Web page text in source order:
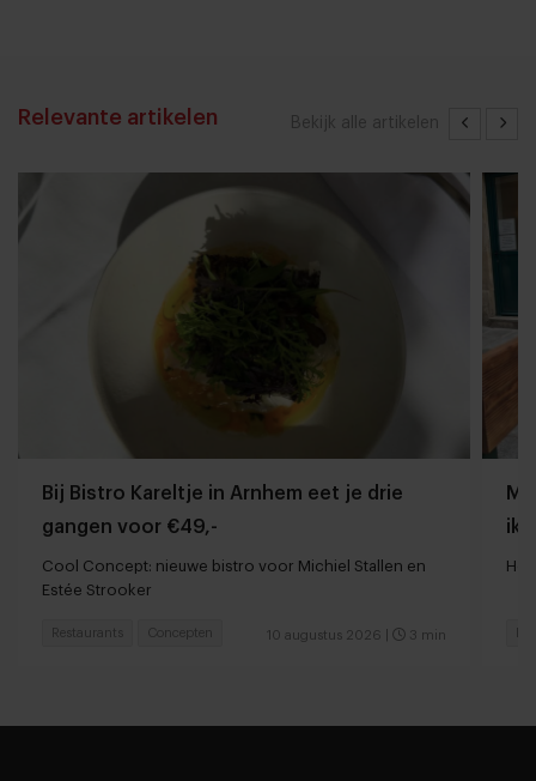
Bekijk alle artikelen
Relevante artikelen
Bij Bistro Kareltje in Arnhem eet je drie
gangen voor €49,-
Cool Concept: nieuwe bistro voor Michiel Stallen en
Estée Strooker
10 augustus 2026 3 min
Restaurants Concepten
ik